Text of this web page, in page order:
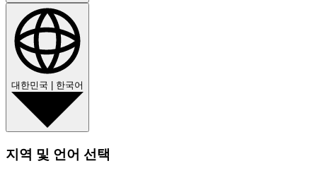
대한민국 한국어
지역 및 언어 선택